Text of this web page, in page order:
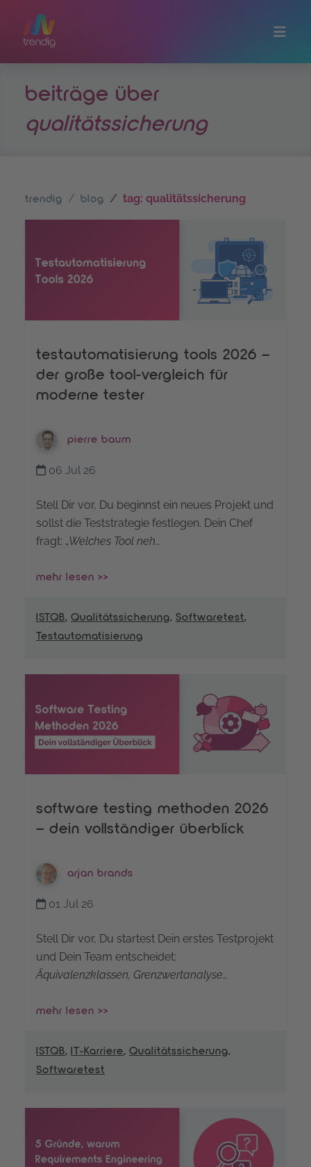
beiträge über
qualitätssicherung
trendig blog tag: qualitätssicherung
testautomatisierung tools 2026 –
der große tool-vergleich für
moderne tester
pierre baum
06 Jul 26
Stell Dir vor, Du beginnst ein neues Projekt und
sollst die Teststrategie festlegen. Dein Chef
fragt: „Welches Tool neh…
mehr lesen >>
ISTQB, Qualitätssicherung, Softwaretest,
Testautomatisierung
software testing methoden 2026
– dein vollständiger überblick
arjan brands
01 Jul 26
Stell Dir vor, Du startest Dein erstes Testprojekt
und Dein Team entscheidet:
Äquivalenzklassen, Grenzwertanalyse…
mehr lesen >>
ISTQB, IT-Karriere, Qualitätssicherung,
Softwaretest